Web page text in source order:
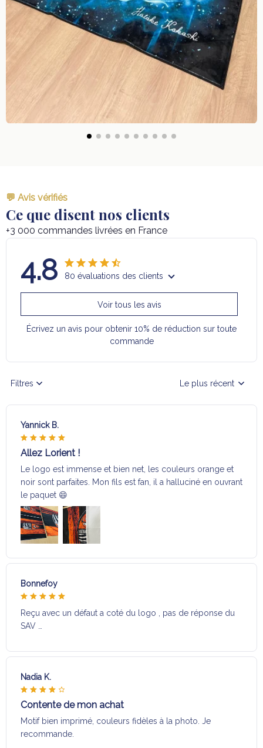
💬 Avis vérifiés
Ce que disent nos clients
+3 000 commandes livrées en France
4.8 80 évaluations des clients
Voir tous les avis
Écrivez un avis pour obtenir 10% de réduction sur toute
commande
Filtres Le plus récent
Yannick B.
Allez Lorient !
Le logo est immense et bien net, les couleurs orange et
noir sont parfaites. Mon fils est fan, il a halluciné en ouvrant
le paquet 😄
Bonnefoy
Reçu avec un défaut a coté du logo , pas de réponse du
SAV …
Nadia K.
Contente de mon achat
Motif bien imprimé, couleurs fidèles à la photo. Je
recommande.